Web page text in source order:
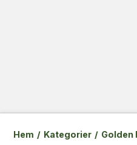
Hem / Kategorier / Golden